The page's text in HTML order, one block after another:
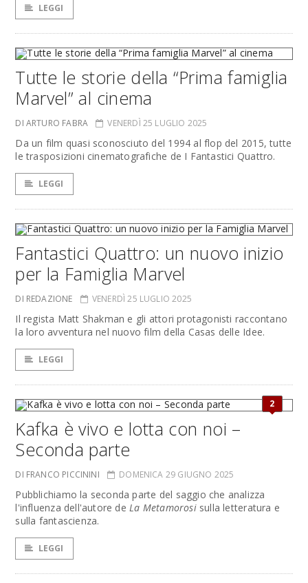
LEGGI
Tutte le storie della “Prima famiglia
Marvel” al cinema
DI ARTURO FABRA VENERDÌ 25 LUGLIO 2025
Da un film quasi sconosciuto del 1994 al flop del 2015, tutte
le trasposizioni cinematografiche de I Fantastici Quattro.
LEGGI
Fantastici Quattro: un nuovo inizio
per la Famiglia Marvel
DI REDAZIONE VENERDÌ 25 LUGLIO 2025
Il regista Matt Shakman e gli attori protagonisti raccontano
la loro avventura nel nuovo film della Casas delle Idee.
LEGGI
2
Kafka è vivo e lotta con noi –
Seconda parte
DI FRANCO PICCININI DOMENICA 29 GIUGNO 2025
Pubblichiamo la seconda parte del saggio che analizza
l'influenza dell'autore deLa Metamorosisulla letteratura e
sulla fantascienza.
LEGGI